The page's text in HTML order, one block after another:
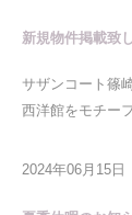
新規物件掲載致
サザンコート篠
西洋館をモチー
2024年06月15日